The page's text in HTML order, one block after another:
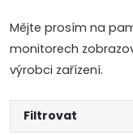
Mějte prosím na
monitorech
výrobci zařízení.
Filtrovat